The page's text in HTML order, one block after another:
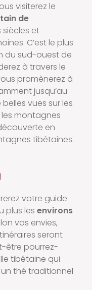
visiterez le
de
siècles et
C’est le plus
du sud-ouest de
à travers le
promènerez à
jusqu’au
vues sur les
les montagnes
en
tibétaines.
votre guide
plus les environs
vos envies,
seront
être pourrez-
tibétaine qui
thé traditionnel